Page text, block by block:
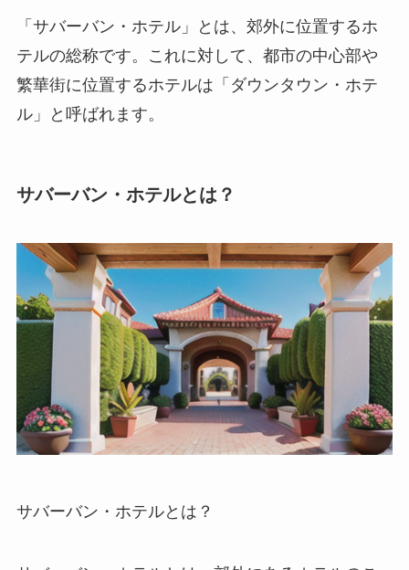
「サバーバン・ホテル」とは、郊外に位置するホ
テルの総称です。これに対して、都市の中心部や
繁華街に位置するホテルは「ダウンタウン・ホテ
ル」と呼ばれます。
サバーバン・ホテルとは？
サバーバン・ホテルとは？